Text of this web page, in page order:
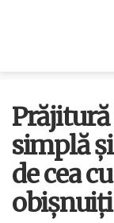
simplă
de cea
obișnuiți